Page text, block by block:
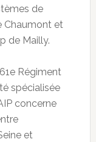
de
Chaumont et
de Mailly.
Régiment
spécialisée
concerne
et